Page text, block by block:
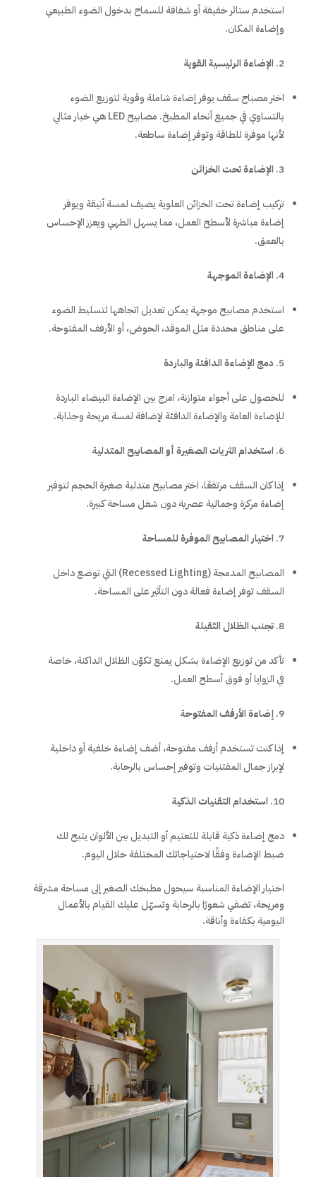
استخدم ستائر خفيفة أو شفافة للسماح بدخول الضوء الطبيعي
وإضاءة المكان.
الإضاءة الرئيسية القوية
اختر مصباح سقف يوفر إضاءة شاملة وقوية لتوزيع الضوء
بالتساوي في جميع أنحاء المطبخ. مصابيح LED هي خيار مثالي
لأنها موفرة للطاقة وتوفر إضاءة ساطعة.
الإضاءة تحت الخزائن
تركيب إضاءة تحت الخزائن العلوية يضيف لمسة أنيقة ويوفر
إضاءة مباشرة لأسطح العمل، مما يسهل الطهي ويعزز الإحساس
بالعمق.
الإضاءة الموجهة
استخدم مصابيح موجهة يمكن تعديل اتجاهها لتسليط الضوء
على مناطق محددة مثل الموقد، الحوض، أو الأرفف المفتوحة.
دمج الإضاءة الدافئة والباردة
للحصول على أجواء متوازنة، امزج بين الإضاءة البيضاء الباردة
للإضاءة العامة والإضاءة الدافئة لإضافة لمسة مريحة وجذابة.
استخدام الثريات الصغيرة أو المصابيح المتدلية
إذا كان السقف مرتفعًا، اختر مصابيح متدلية صغيرة الحجم لتوفير
إضاءة مركزة وجمالية عصرية دون شغل مساحة كبيرة.
اختيار المصابيح الموفرة للمساحة
المصابيح المدمجة (Recessed Lighting) التي توضع داخل
السقف توفر إضاءة فعالة دون التأثير على المساحة.
تجنب الظلال الثقيلة
تأكد من توزيع الإضاءة بشكل يمنع تكوّن الظلال الداكنة، خاصة
في الزوايا أو فوق أسطح العمل.
إضاءة الأرفف المفتوحة
إذا كنت تستخدم أرفف مفتوحة، أضف إضاءة خلفية أو داخلية
لإبراز جمال المقتنيات وتوفير إحساس بالرحابة.
استخدام التقنيات الذكية
دمج إضاءة ذكية قابلة للتعتيم أو التبديل بين الألوان يتيح لك
ضبط الإضاءة وفقًا لاحتياجاتك المختلفة خلال اليوم.
اختيار الإضاءة المناسبة سيحول مطبخك الصغير إلى مساحة مشرقة
ومريحة، تضفي شعورًا بالرحابة وتسهّل عليك القيام بالأعمال
اليومية بكفاءة وأناقة.